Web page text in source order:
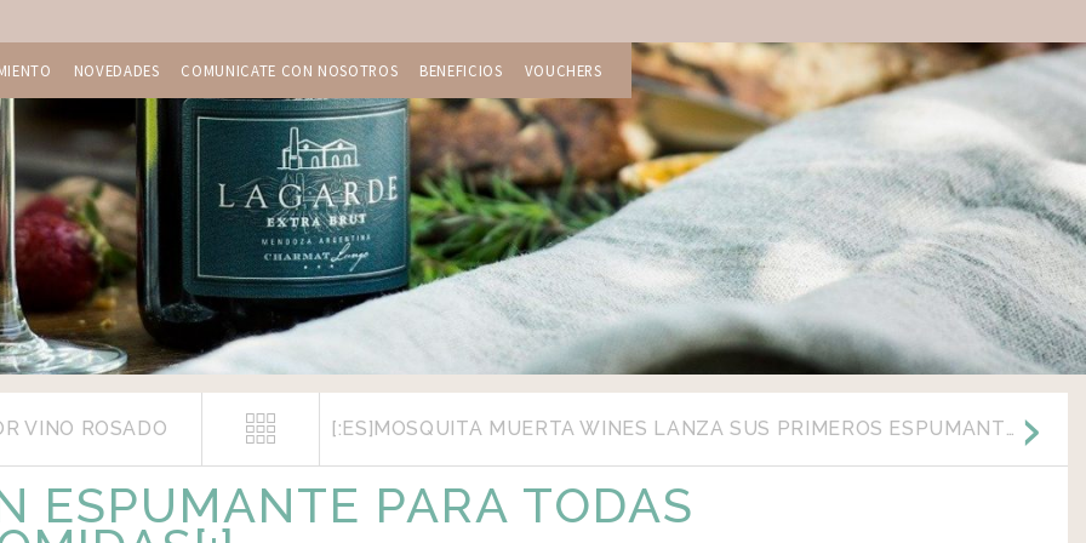
NOVEDADES COMUNICATE CON NOSOTROS BENEFICIOS VOUCHERS
VINO ROSADO [:ES]MOSQUITA MUERTA WINES LANZA SUS PRIMEROS ESPUMANTES AL MERCADO[:]
ESPUMANTE PARA TODAS